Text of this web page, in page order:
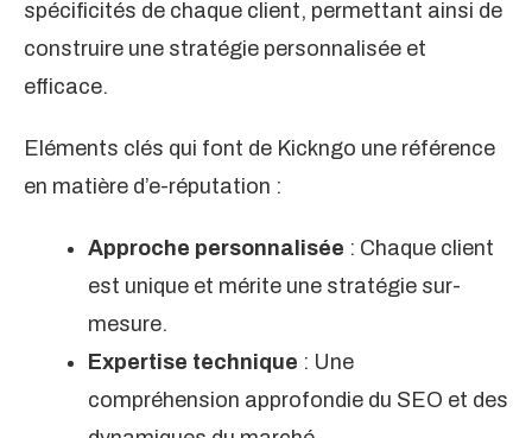
spécificités de chaque client, permettant ainsi de
construire une stratégie personnalisée et
efficace.
Eléments clés qui font de Kickngo une référence
en matière d’e-réputation :
Approche personnalisée : Chaque client
est unique et mérite une stratégie sur-
mesure.
Expertise technique : Une
compréhension approfondie du SEO et des